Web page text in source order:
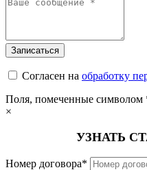
Согласен на обработку
Поля, помеченные символом
×
УЗНАТЬ
Номер договора*